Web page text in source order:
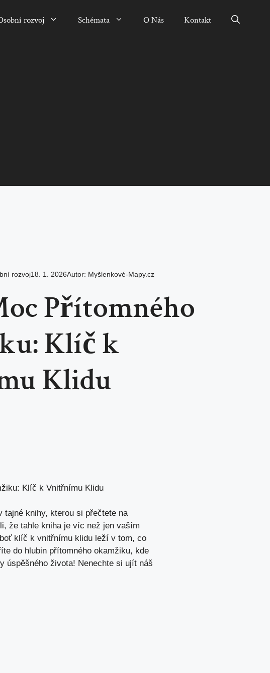
rozvoj Schémata O Nás Kontakt
rozvoj18. 1. 2026Autor: Myšlenkové-Mapy.cz
Přítomného
Klíč k
Klidu
Klíč k Vnitřnímu Klidu
tajné knihy, kterou si přečtete na
, že tahle kniha je víc než jen vaším
klíč k vnitřnímu klidu leží v tom, co
do hlubin přítomného okamžiku, kde
úspěšného života! Nenechte si ujít náš